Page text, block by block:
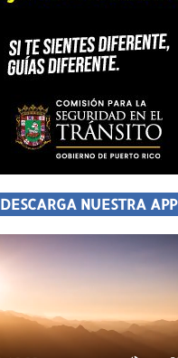
DESCARGA NUESTRA APP